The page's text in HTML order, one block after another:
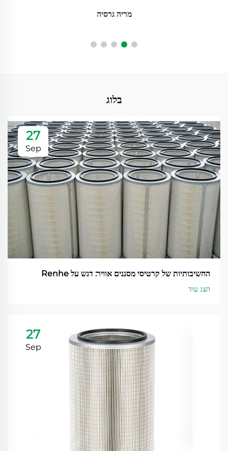
מריה גרסיה
בלוג
27
Sep
החשיבותיות של קרטיסי מסננים אוויר: דגש על Renhe
הצג עוד
27
Sep